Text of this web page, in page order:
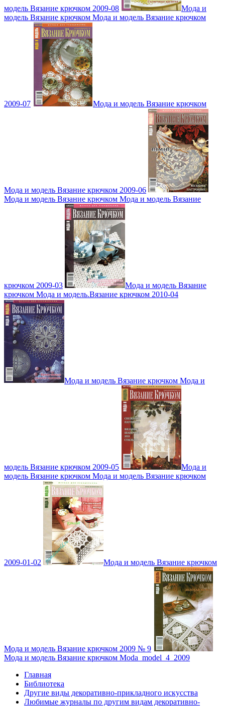
модель Вязание крючком 2009-08
Мода и
модель Вязание крючком Мода и модель Вязание крючком
2009-07 Мода и модель Вязание крючком
Мода и модель Вязание крючком 2009-06
Мода и модель Вязание крючком Мода и модель Вязание
крючком 2009-03
Мода и модель Вязание
крючком Мода и модель.Вязание крючком 2010-04
Мода и модель Вязание крючком Мода и
модель Вязание крючком 2009-05
Мода и
модель Вязание крючком Мода и модель Вязание крючком
2009-01-02 Мода и модель Вязание крючком
Мода и модель Вязание крючком 2009 № 9
Мода и модель Вязание крючком Moda_model_4_2009
Главная
Библиотека
Другие виды декоративно-прикладного искусства
Любимые журналы по другим видам декоративно-